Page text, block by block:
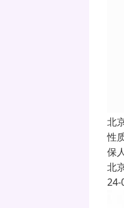
北
性
保
北
24-